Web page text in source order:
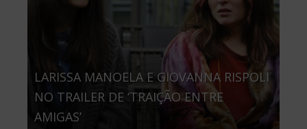
LARISSA MANOELA E GIOVANNA RISPOLI
NO TRAILER DE ‘TRAIÇÃO ENTRE
AMIGAS’